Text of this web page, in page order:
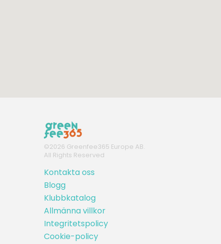
©2026 Greenfee365 Europe AB.
All Rights Reserved
Kontakta oss
Blogg
Klubbkatalog
Allmänna villkor
Integritetspolicy
Cookie-policy